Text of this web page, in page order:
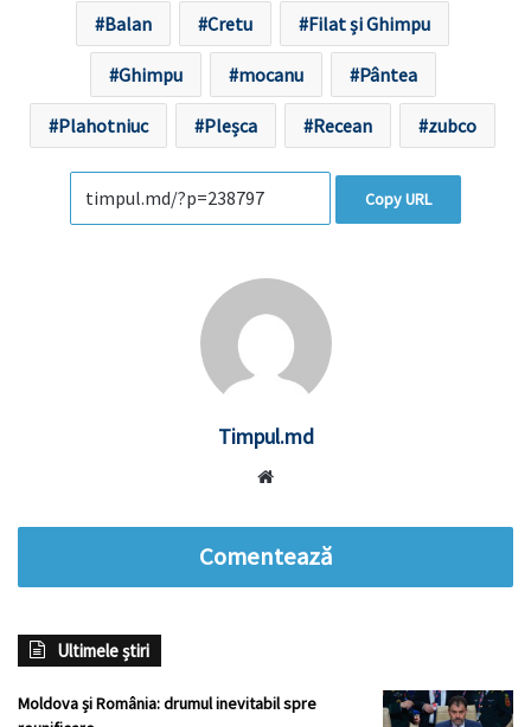
Balan Cretu Filat și Ghimpu
Ghimpu mocanu Pântea
Plahotniuc Pleșca Recean zubco
Copy URL
Timpul.md
Comentează
Ultimele știri
Moldova și România: drumul inevitabil spre